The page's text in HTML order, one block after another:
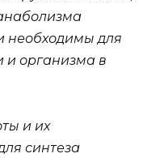
необходимы для
и организма в
и их
синтеза